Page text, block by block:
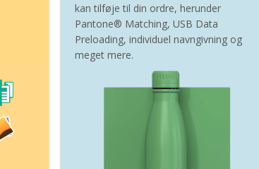
kan tilføje til din ordre, herunder
Pantone® Matching, USB Data
Preloading, individuel navngivning og
meget mere.